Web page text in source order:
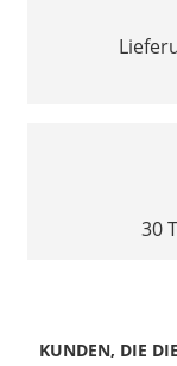
30
KUNDEN, DIE